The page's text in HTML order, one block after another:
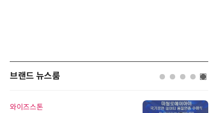
브랜드 뉴스룸
이즈스톤 인